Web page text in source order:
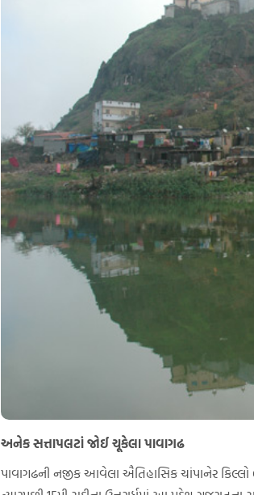
અનેક સત્તાપલટાં જોઈ ચૂકેલા પાવાગઢ
પાવાગઢની નજીક આવેલા ઐતિહાસિક ચાંપાનેર